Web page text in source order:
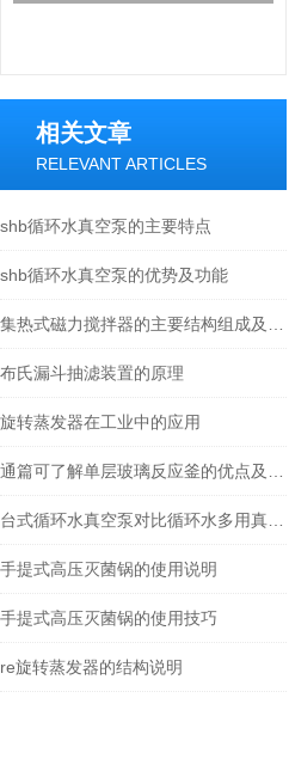
相关文章
RELEVANT ARTICLES
shb循环水真空泵的主要特点
shb循环水真空泵的优势及功能
布氏漏斗抽滤装置的原理
旋转蒸发器在工业中的应用
手提式高压灭菌锅的使用说明
手提式高压灭菌锅的使用技巧
re旋转蒸发器的结构说明